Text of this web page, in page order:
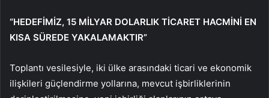
“HEDEFİMİZ, 15 MİLYAR DOLARLIK TİCARET HACMİNİ EN
KISA SÜREDE YAKALAMAKTIR”
Toplantı vesilesiyle, iki ülke arasındaki ticari ve ekonomik
ilişkileri güçlendirme yollarına, mevcut işbirliklerinin